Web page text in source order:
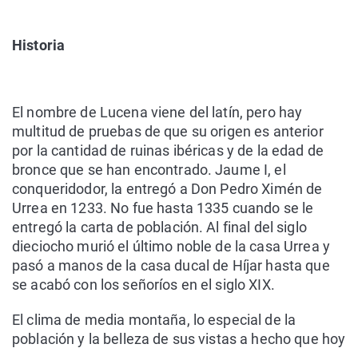
Historia
El nombre de Lucena viene del latín, pero hay
multitud de pruebas de que su origen es anterior
por la cantidad de ruinas ibéricas y de la edad de
bronce que se han encontrado. Jaume I, el
conqueridodor, la entregó a Don Pedro Ximén de
Urrea en 1233. No fue hasta 1335 cuando se le
entregó la carta de población. Al final del siglo
dieciocho murió el último noble de la casa Urrea y
pasó a manos de la casa ducal de Híjar hasta que
se acabó con los señoríos en el siglo XIX.
El clima de media montaña, lo especial de la
población y la belleza de sus vistas a hecho que hoy